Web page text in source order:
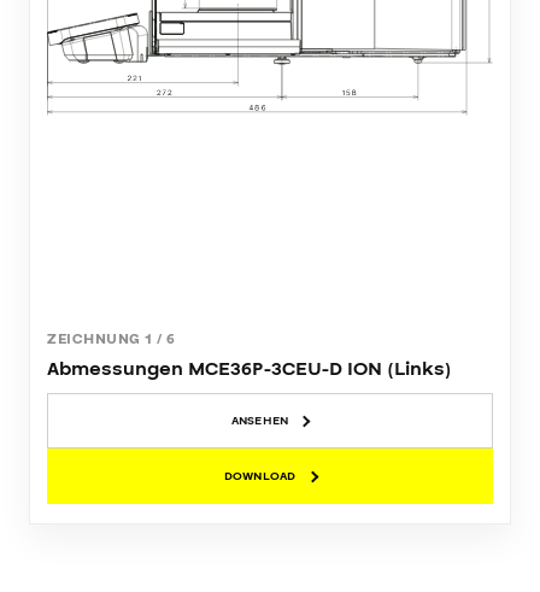
ZEICHNUNG 1 / 6
Abmessungen MCE36P-3CEU-D ION (Links)
ANSEHEN
DOWNLOAD